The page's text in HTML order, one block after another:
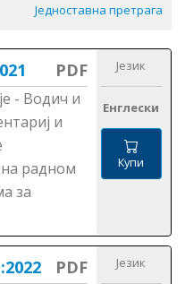
Једноставна претрага
PDF
- Водич и
и
радном
за
Језик
Енглески
Купи
PDF Језик